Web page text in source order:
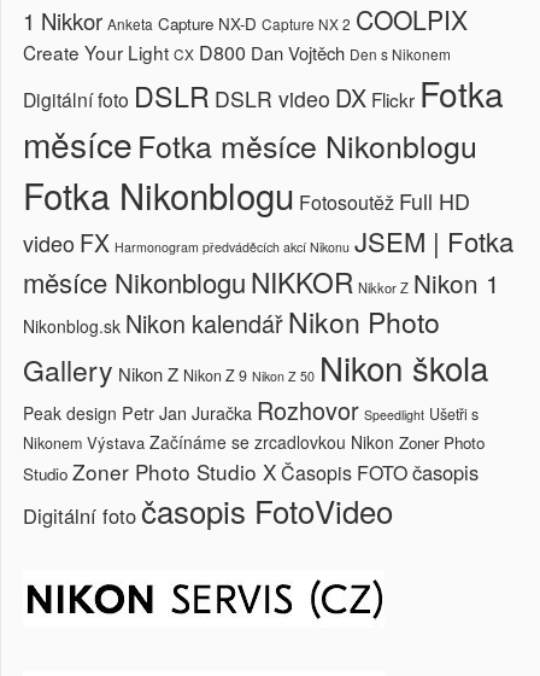
1 Nikkor Anketa Capture NX-D Capture NX 2 COOLPIX
Create Your Light CX D800 Dan Vojtěch Den s Nikonem
Digitální foto DSLR DSLR video DX Flickr Fotka
měsíceFotka měsíce Nikonblogu
Fotka Nikonblogu Fotosoutěž Full HD
video FX Harmonogram předváděcích akcí Nikonu JSEM | Fotka
měsíce NikonbloguNIKKOR Nikkor Z Nikon 1
Nikonblog.sk Nikon kalendářNikon Photo
Gallery Nikon Z Nikon Z 9 Nikon Z 50 Nikon škola
Peak design Petr Jan Juračka Rozhovor Speedlight Ušetři s
Nikonem Výstava Začínáme se zrcadlovkou Nikon Zoner Photo
Studio Zoner Photo Studio XČasopis FOTOčasopis
Digitální fotočasopis FotoVideo